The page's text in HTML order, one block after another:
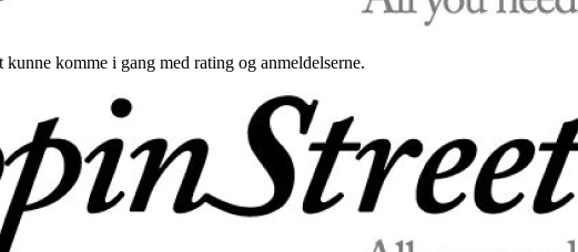
komme i gang med rating og anmeldelserne.